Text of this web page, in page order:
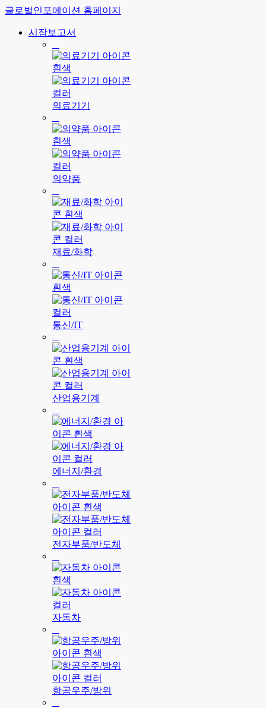
글로벌인포메이션 홈페이지
시장보고서
의료기기
의약품
재료/화학
통신/IT
산업용기계
에너지/환경
전자부품/반도체
자동차
항공우주/방위